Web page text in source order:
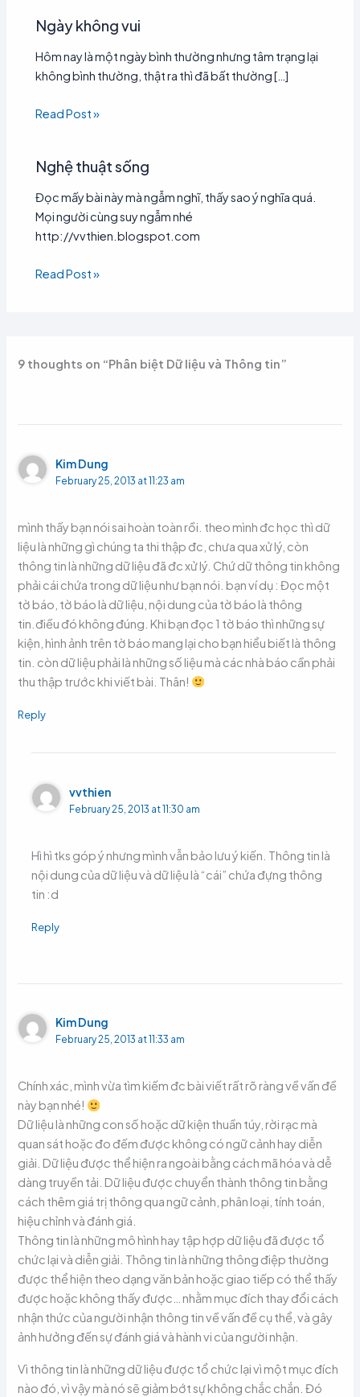
Ngày không vui
Hôm nay là một ngày bình thường nhưng tâm trạng lại
không bình thường, thật ra thì đã bất thường […]
Read Post »
Nghệ thuật sống
Đọc mấy bài này mà ngẫm nghĩ, thấy sao ý nghĩa quá.
Mọi người cùng suy ngẫm nhé
http://vvthien.blogspot.com
Read Post »
9 thoughts on “Phân biệt Dữ liệu và Thông tin”
Kim Dung
February 25, 2013 at 11:23 am
mình thấy bạn nói sai hoàn toàn rồi. theo mình đc học thì dữ
liệu là những gì chúng ta thi thập đc, chưa qua xử lý, còn
thông tin là những dữ liệu đã đc xử lý. Chứ dữ thông tin không
phải cái chứa trong dữ liệu như bạn nói. bạn ví dụ : Đọc một
tờ báo, tờ báo là dữ liệu, nội dung của tờ báo là thông
tin.điều đó không đúng. Khi bạn đọc 1 tờ báo thì những sự
kiện, hình ảnh trên tờ báo mang lại cho bạn hiểu biết là thông
tin. còn dữ liệu phải là những số liệu mà các nhà báo cần phải
thu thập trước khi viết bài. Thân!
Reply
vvthien
February 25, 2013 at 11:30 am
Hì hì tks góp ý nhưng mình vẫn bảo lưu ý kiến. Thông tin là
nội dung của dữ liệu và dữ liệu là “cái” chứa đựng thông
tin :d
Reply
Kim Dung
February 25, 2013 at 11:33 am
Chính xác, mình vừa tìm kiếm đc bài viết rất rõ ràng về vấn đề
này bạn nhé!
Dữ liệu là những con số hoặc dữ kiện thuần túy, rời rạc mà
quan sát hoặc đo đếm được không có ngữ cảnh hay diễn
giải. Dữ liệu được thể hiện ra ngoài bằng cách mã hóa và dễ
dàng truyền tải. Dữ liệu được chuyển thành thông tin bằng
cách thêm giá trị thông qua ngữ cảnh, phân loại, tính toán,
hiệu chỉnh và đánh giá.
Thông tin là những mô hình hay tập hợp dữ liệu đã được tổ
chức lại và diễn giải. Thông tin là những thông điệp thường
được thể hiện theo dạng văn bản hoặc giao tiếp có thể thấy
được hoặc không thấy được… nhằm mục đích thay đổi cách
nhận thức của người nhận thông tin về vấn đề cụ thể, và gây
ảnh hưởng đến sự đánh giá và hành vi của người nhận.
Vì thông tin là những dữ liệu được tổ chức lại vì một mục đích
nào đó, vì vậy mà nó sẽ giảm bớt sự không chắc chắn. Đó